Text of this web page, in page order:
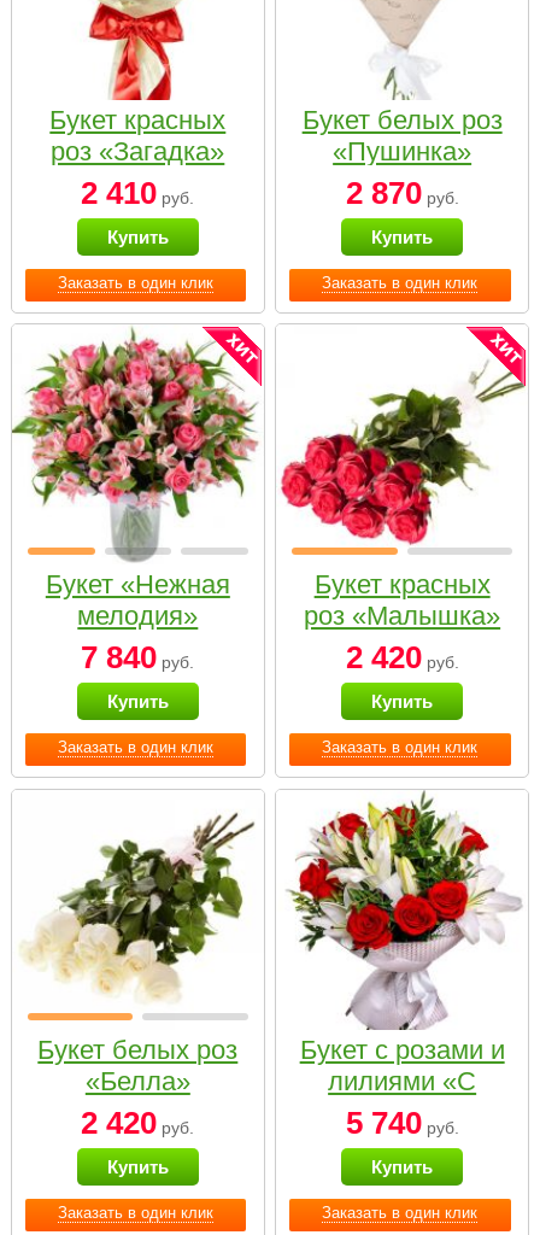
Заказать в один клик
Букет красных
роз «Загадка»
2 410 руб.
Купить
Заказать в один клик
Букет белых роз
«Пушинка»
2 870руб.
Купить
Заказать в один клик
Букет «Нежная
мелодия»
7 840 руб.
Купить
Заказать в один клик
Букет красных
роз «Малышка»
2 420руб.
Купить
Заказать в один клик
Букет белых роз
«Белла»
2 420 руб.
Купить
Заказать в один клик
Букет с розами и
лилиями «С
наилучшими
пожеланиями»
5 740руб.
Купить